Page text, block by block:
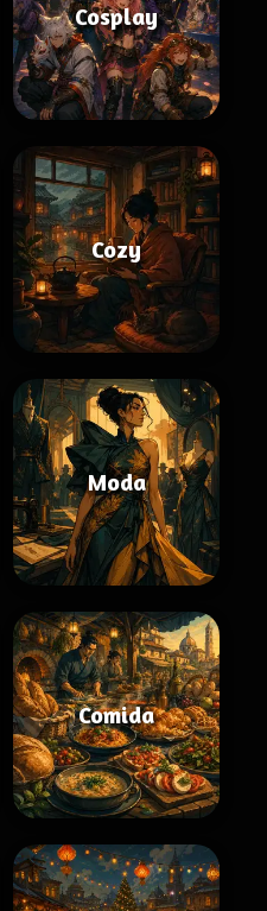
Cosplay
Cozy
Moda
Comida